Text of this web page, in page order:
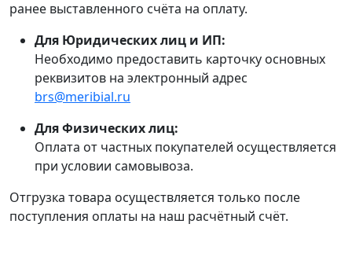
ранее выставленного счёта на оплату.
Для Юридических лиц и ИП:
Необходимо предоставить карточку основных
реквизитов на электронный адрес
brs@meribial.ru
Для Физических лиц:
Оплата от частных покупателей осуществляется
при условии самовывоза.
Отгрузка товара осуществляется только после
поступления оплаты на наш расчётный счёт.